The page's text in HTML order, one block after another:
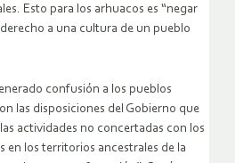
Esto para los arhuacos es “negar
a una cultura de un pueblo
confusión a los pueblos
las disposiciones del Gobierno que
actividades no concertadas con los
en los territorios ancestrales de la